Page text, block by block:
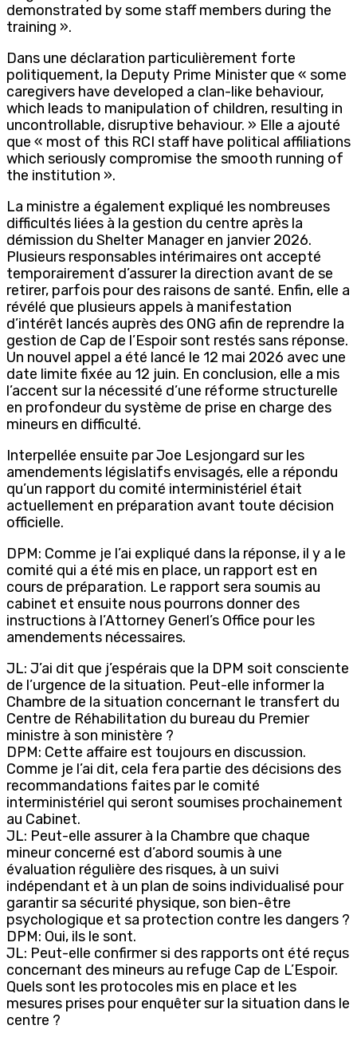
demonstrated by some staff members during the
training ».
Dans une déclaration particulièrement forte
politiquement, la Deputy Prime Minister que « some
caregivers have developed a clan-like behaviour,
which leads to manipulation of children, resulting in
uncontrollable, disruptive behaviour. » Elle a ajouté
que « most of this RCI staff have political affiliations
which seriously compromise the smooth running of
the institution ».
La ministre a également expliqué les nombreuses
difficultés liées à la gestion du centre après la
démission du Shelter Manager en janvier 2026.
Plusieurs responsables intérimaires ont accepté
temporairement d’assurer la direction avant de se
retirer, parfois pour des raisons de santé. Enfin, elle a
révélé que plusieurs appels à manifestation
d’intérêt lancés auprès des ONG afin de reprendre la
gestion de Cap de l’Espoir sont restés sans réponse.
Un nouvel appel a été lancé le 12 mai 2026 avec une
date limite fixée au 12 juin. En conclusion, elle a mis
l’accent sur la nécessité d’une réforme structurelle
en profondeur du système de prise en charge des
mineurs en difficulté.
Interpellée ensuite par Joe Lesjongard sur les
amendements législatifs envisagés, elle a répondu
qu’un rapport du comité interministériel était
actuellement en préparation avant toute décision
officielle.
DPM: Comme je l’ai expliqué dans la réponse, il y a le
comité qui a été mis en place, un rapport est en
cours de préparation. Le rapport sera soumis au
cabinet et ensuite nous pourrons donner des
instructions à l’Attorney Generl’s Office pour les
amendements nécessaires.
JL: J’ai dit que j’espérais que la DPM soit consciente
de l’urgence de la situation. Peut-elle informer la
Chambre de la situation concernant le transfert du
Centre de Réhabilitation du bureau du Premier
ministre à son ministère ?
DPM: Cette affaire est toujours en discussion.
Comme je l’ai dit, cela fera partie des décisions des
recommandations faites par le comité
interministériel qui seront soumises prochainement
au Cabinet.
JL: Peut-elle assurer à la Chambre que chaque
mineur concerné est d’abord soumis à une
évaluation régulière des risques, à un suivi
indépendant et à un plan de soins individualisé pour
garantir sa sécurité physique, son bien-être
psychologique et sa protection contre les dangers ?
DPM: Oui, ils le sont.
JL: Peut-elle confirmer si des rapports ont été reçus
concernant des mineurs au refuge Cap de L’Espoir.
Quels sont les protocoles mis en place et les
mesures prises pour enquêter sur la situation dans le
centre ?